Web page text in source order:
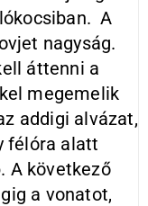
A
nagyság.
áttenni a
megemelik
addigi alvázat,
félóra alatt
A következő
a vonatot,